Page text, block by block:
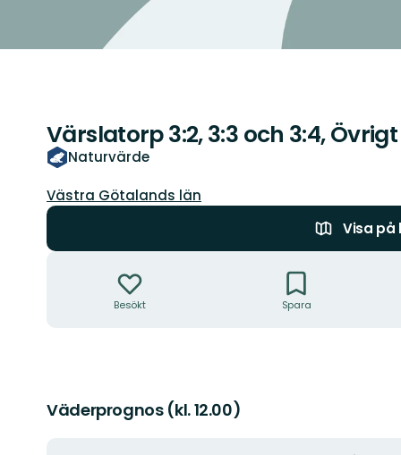
Värslatorp 3:2, 3:3 och 3:4,
Naturvärde
Län:
Västra Götalands län
Visa på
Besökt Spara
Väderprognos (kl. 12.00)